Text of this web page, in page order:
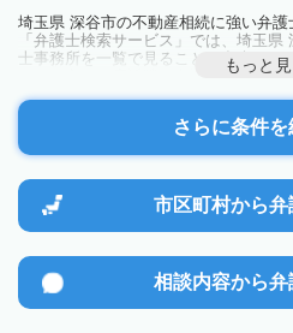
埼玉県 深谷市の不動産相続に強い弁
「弁護士検索サービス」では、埼玉
士事務所を一覧で見ることが出来ます
ている方は一度近隣の弁護士に相談し
もっと
さらに条件
市区町村から弁
相談内容から弁